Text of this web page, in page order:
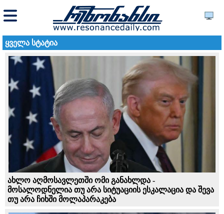
ყველა სტატია
ახლო აღმოსავლეთში ომი განახლდა -
მოსალოდნელია თუ არა სიტუაციის ესკალაცია და შევა
თუ არა ჩიხში მოლაპარაკება